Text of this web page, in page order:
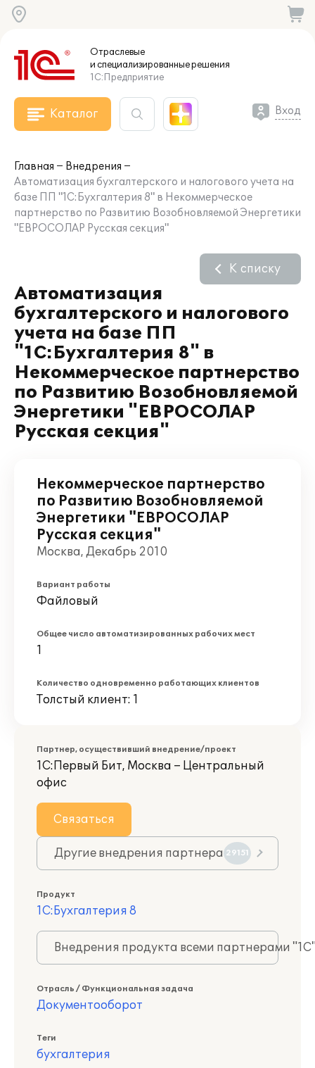
Отраслевые
и специализированныерешения
1С:Предприятие
Каталог Вход
Главная
Внедрения
Автоматизация бухгалтерского и налогового учета на
базе ПП "1С:Бухгалтерия 8" в Некоммерческое
партнерство по Развитию Возобновляемой Энергетики
"ЕВРОСОЛАР Русская секция"
Автоматизация
бухгалтерского и налогового
учета на базе ПП
"1С:Бухгалтерия 8" в
Некоммерческое партнерство
по Развитию Возобновляемой
Энергетики "ЕВРОСОЛАР
Русская секция"
К списку
Некоммерческое партнерство
по Развитию Возобновляемой
Энергетики "ЕВРОСОЛАР
Русская секция"
Москва, Декабрь 2010
Вариант работы
Файловый
Общее число автоматизированных рабочих мест
1
Количество одновременно работающих клиентов
Толстый клиент: 1
Партнер, осуществивший внедрение/проект
1С:Первый Бит, Москва – Центральный
офис
Связаться
Другие внедрения партнера 29151
Продукт
1С:Бухгалтерия 8
Внедрения продукта всеми партнерами
Отрасль / Функциональная задача
Документооборот
Теги
бухгалтерия